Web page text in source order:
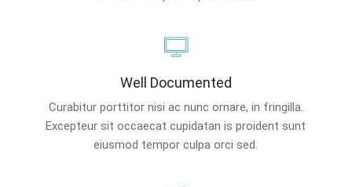
Well Documented
Curabitur porttitor nisi ac nunc ornare, in fringilla.
Excepteur sit occaecat cupidatan is proident sunt
eiusmod tempor culpa orci sed.